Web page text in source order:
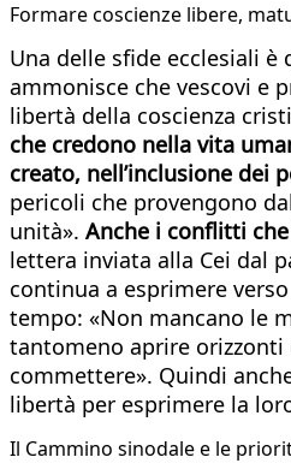
Formare coscienze libere,
Una delle sfide ecclesiali è
ammonisce che vescovi e
libertà della coscienza
che credono nella vita
creato, nell’inclusione dei
pericoli che provengono
unità». Anche i conflitti
lettera inviata alla Cei dal
continua a esprimere
tempo: «Non mancano le
tantomeno aprire orizzonti
commettere». Quindi
libertà per esprimere la
Il Cammino sinodale e le